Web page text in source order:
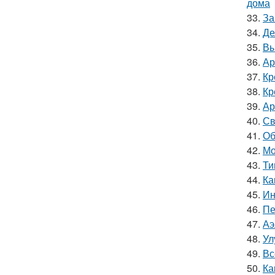
33.
34.
35.
36.
37.
38.
39.
40.
41.
42.
43.
44.
45.
46.
47.
48.
49.
50.